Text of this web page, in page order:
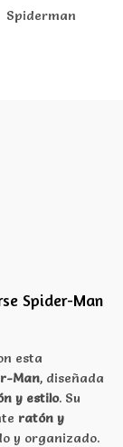
Spiderman
Spider-Man
esta
Man, diseñada
y estilo. Su
ratón y
y organizado.